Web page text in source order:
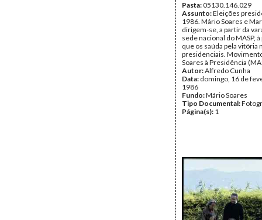
Pasta:05130.146.029
Assunto:Eleições
1986. Mário Soares e
dirigem-se, a partir da
sede nacional do MASP,
que os saúda pela vitória
presidenciais.
Soares à Presidência
Autor:Alfredo Cunha
Data: domingo, 16 de
1986
Fundo:Mário Soares
Tipo Documental:
Página(s): 1